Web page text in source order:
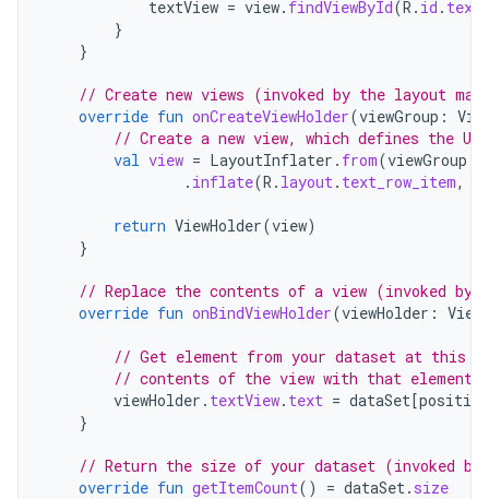
textView = view. findViewById(R . id .
}
}
// Create new views (invoked by the layout
override fun onCreateViewHolder(viewGroup :
// Create a new view, which defines the
val view = LayoutInflater . from(viewGroup
. inflate(R . layout. text_row_item,
return ViewHolder(view)
}
// Replace the contents of a view (invoked by
override fun onBindViewHolder(viewHolder :
// Get element from your dataset at this
// contents of the view with that element
viewHolder . textView. text = dataSet[position
}
// Return the size of your dataset (invoked by
override fun getItemCount() = dataSet. size